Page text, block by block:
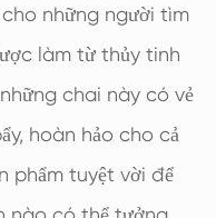
những người tìm
làm từ thủy tinh
chai này có vẻ
hoàn hảo cho cả
phẩm tuyệt vời để